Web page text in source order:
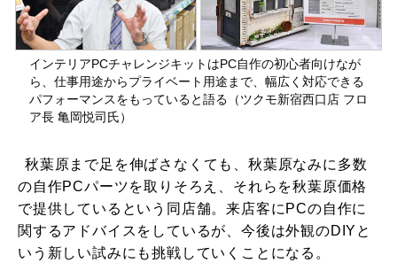
インテリアPCチャレンジキットはPC自作の初心者向けなが
ら、仕事用途からプライベート用途まで、幅広く対応できる
パフォーマンスをもっていると語る（ツクモ新宿西口店 フロ
ア長 亀岡悦司氏）
秋葉原まで足を伸ばさなくても、秋葉原なみに多数
の自作PCパーツを取りそろえ、それらを秋葉原価格
で提供しているという同店舗。来店客にPCの自作に
関するアドバイスをしているが、今後は外観のDIYと
いう新しい試みにも挑戦していくことになる。